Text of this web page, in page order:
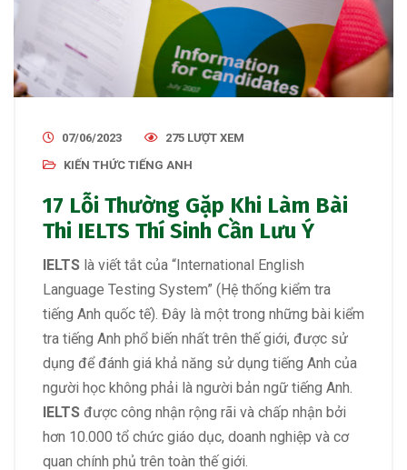
07/06/2023
275 LƯỢT XEM
KIẾN THỨC TIẾNG ANH
17 Lỗi Thường Gặp Khi Làm Bài
Thi IELTS Thí Sinh Cần Lưu Ý
IELTS là viết tắt của “International English
Language Testing System” (Hệ thống kiểm tra
tiếng Anh quốc tế). Đây là một trong những bài kiểm
tra tiếng Anh phổ biến nhất trên thế giới, được sử
dụng để đánh giá khả năng sử dụng tiếng Anh của
người học không phải là người bản ngữ tiếng Anh.
IELTS được công nhận rộng rãi và chấp nhận bởi
hơn 10.000 tổ chức giáo dục, doanh nghiệp và cơ
quan chính phủ trên toàn thế giới.